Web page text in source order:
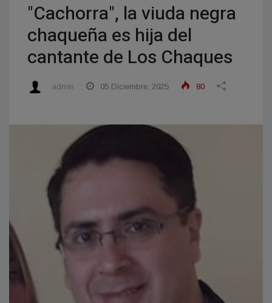
"Cachorra", la viuda negra
chaqueña es hija del
cantante de Los Chaques
admin 05 Diciembre, 2025 80